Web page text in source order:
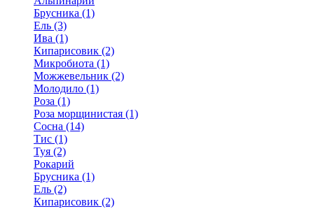
Брусника (1)
Ель (3)
Ива (1)
Кипарисовик (2)
Микробиота (1)
Можжевельник (2)
Молодило (1)
Роза (1)
Роза морщинистая (1)
Сосна (14)
Тис (1)
Туя (2)
Рокарий
Брусника (1)
Ель (2)
Кипарисовик (2)